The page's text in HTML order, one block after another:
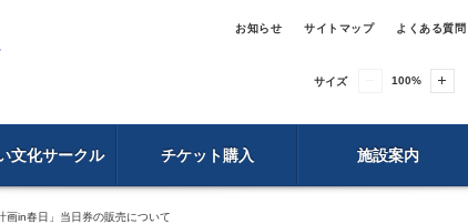
お知らせ サイトマップ よくある質問
サイズ 100%
文化サークル チケット購入 施設案内
画in春日」当日券の販売について